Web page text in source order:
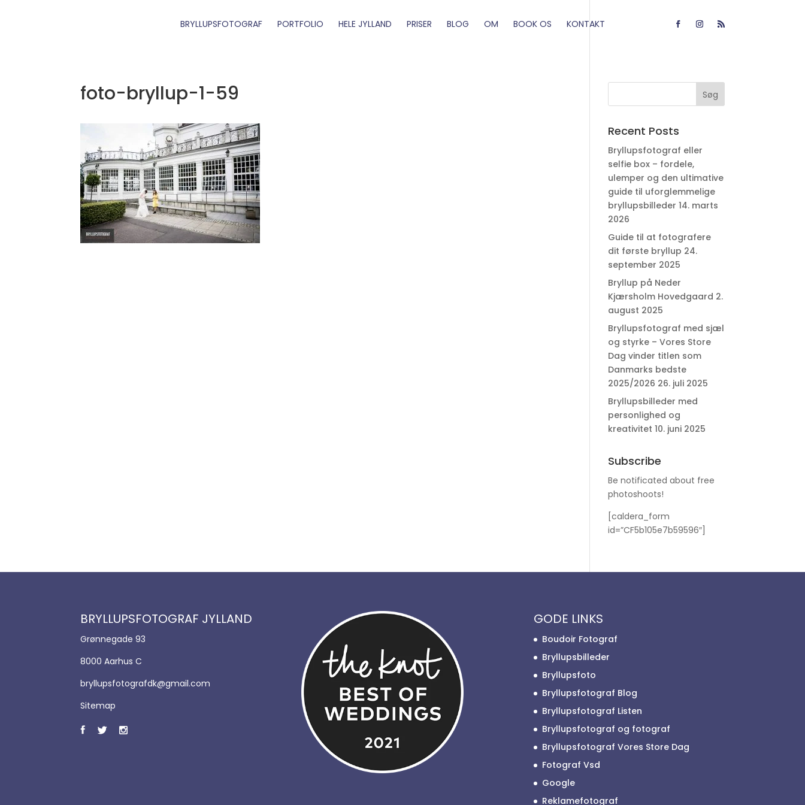
BRYLLUPSFOTOGRAF PORTFOLIO HELE JYLLAND PRISER BLOG OM BOOK OS KONTAKT
foto-bryllup-1-59
Recent Posts
Bryllupsfotograf eller
selfie box – fordele,
ulemper og den ultimative
guide til uforglemmelige
bryllupsbilleder 14. marts
2026
Guide til at fotografere
dit første bryllup 24.
september 2025
Bryllup på Neder
Kjærsholm Hovedgaard 2.
august 2025
Bryllupsfotograf med sjæl
og styrke – Vores Store
Dag vinder titlen som
Danmarks bedste
2025/2026 26. juli 2025
Bryllupsbilleder med
personlighed og
kreativitet 10. juni 2025
Subscribe
Be notificated about free
photoshoots!
[caldera_form
id=”CF5b105e7b59596″]
BRYLLUPSFOTOGRAF JYLLAND
Grønnegade 93
8000 Aarhus C
bryllupsfotografdk@gmail.com
Sitemap
GODE LINKS
Boudoir Fotograf
Bryllupsbilleder
Bryllupsfoto
Bryllupsfotograf Blog
Bryllupsfotograf Listen
Bryllupsfotograf og fotograf
Bryllupsfotograf Vores Store Dag
Fotograf Vsd
Google
Reklamefotograf